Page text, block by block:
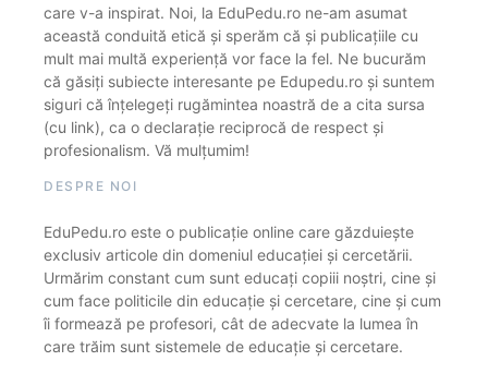
care v-a inspirat. Noi, la EduPedu.ro ne-am asumat
această conduită etică și sperăm că și publicațiile cu
mult mai multă experiență vor face la fel. Ne bucurăm
că găsiți subiecte interesante pe Edupedu.ro și suntem
siguri că înțelegeți rugămintea noastră de a cita sursa
(cu link), ca o declarație reciprocă de respect și
profesionalism. Vă mulțumim!
DESPRE NOI
EduPedu.ro este o publicație online care găzduiește
exclusiv articole din domeniul educației și cercetării.
Urmărim constant cum sunt educați copiii noștri, cine și
cum face politicile din educație și cercetare, cine și cum
îi formează pe profesori, cât de adecvate la lumea în
care trăim sunt sistemele de educație și cercetare.